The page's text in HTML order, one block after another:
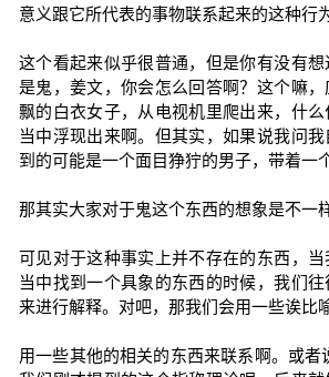
意义跟它所代表的事物联系起来的这种行为
这个看起来似乎很普通，但是你有没有
是鬼，姜文，你会怎么回答啊？这个嘛
飘的白衣女子，从电视机里爬出来，什
当中浮现出来啊。但其实，如果说我问
到的可能是一个面目狰狞的男子，带着一
那其实大家对于鬼这个东西的想象是不一
可见对于这种事实上并不存在的东西，
当中找到一个具象的东西的时候，我们
来进行解释。对吧，那我们会用一些诶比
用一些其他的相关的东西来联系啊。或者